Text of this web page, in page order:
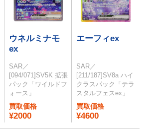
ウネルミナモ
ex
SAR／
[094/071]SV5K 拡張
パック「ワイルドフ
ォース」
買取価格
¥2000
エーフィex
SAR／
[211/187]SV8a ハイ
クラスパック「テラ
スタルフェスex」
買取価格
¥4600